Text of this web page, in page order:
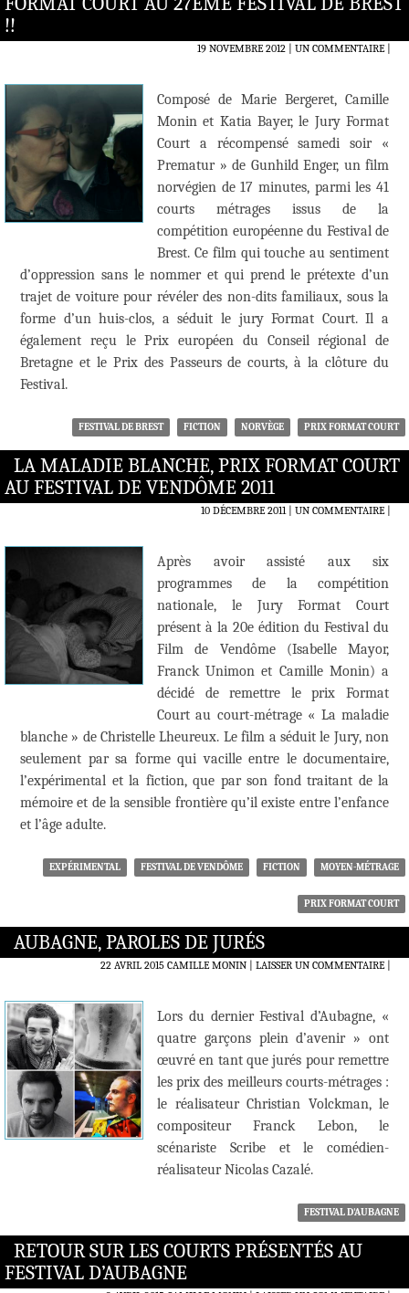
!!
19 NOVEMBRE 2012 UN COMMENTAIRE|
Composé de Marie Bergeret, Camille
Monin et Katia Bayer, le Jury Format
Court a récompensé samedi soir «
Prematur » de Gunhild Enger, un film
norvégien de 17 minutes, parmi les 41
courts métrages issus de la
compétition européenne du Festival de
Brest. Ce film qui touche au sentiment
d’oppression sans le nommer et qui prend le prétexte d’un
trajet de voiture pour révéler des non-dits familiaux, sous la
forme d’un huis-clos, a séduit le jury Format Court. Il a
également reçu le Prix européen du Conseil régional de
Bretagne et le Prix des Passeurs de courts, à la clôture du
Festival.
FESTIVAL DE BREST FICTION NORVÈGE PRIX FORMAT COURT
LA MALADIE BLANCHE, PRIX FORMAT COURT
AU FESTIVAL DE VENDÔME 2011
10 DÉCEMBRE 2011 UN COMMENTAIRE|
Après avoir assisté aux six
programmes de la compétition
nationale, le Jury Format Court
présent à la 20e édition du Festival du
Film de Vendôme (Isabelle Mayor,
Franck Unimon et Camille Monin) a
décidé de remettre le prix Format
Court au court-métrage « La maladie
blanche » de Christelle Lheureux. Le film a séduit le Jury, non
seulement par sa forme qui vacille entre le documentaire,
l’expérimental et la fiction, que par son fond traitant de la
mémoire et de la sensible frontière qu’il existe entre l’enfance
et l’âge adulte.
EXPÉRIMENTAL FESTIVAL DE VENDÔME FICTION MOYEN-MÉTRAGE
PRIX FORMAT COURT
AUBAGNE, PAROLES DE JURÉS
22 AVRIL 2015 CAMILLE MONIN LAISSER UN COMMENTAIRE|
Lors du dernier Festival d’Aubagne, «
quatre garçons plein d’avenir » ont
œuvré en tant que jurés pour remettre
les prix des meilleurs courts-métrages :
le réalisateur Christian Volckman, le
compositeur Franck Lebon, le
scénariste Scribe et le comédien-
réalisateur Nicolas Cazalé.
FESTIVAL D'AUBAGNE
RETOUR SUR LES COURTS PRÉSENTÉS AU
FESTIVAL D’AUBAGNE